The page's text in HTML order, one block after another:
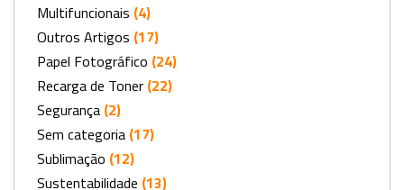
Multifuncionais (4)
Outros Artigos (17)
Papel Fotográfico (24)
Recarga de Toner (22)
Segurança (2)
Sem categoria (17)
Sublimação (12)
Sustentabilidade (13)